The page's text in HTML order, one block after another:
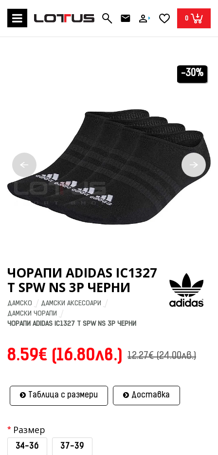
0
-30%
ЧОРАПИ ADIDAS IC1327
T SPW NS 3P ЧЕРНИ
ДАМСКО
ДАМСКИ АКСЕСОАРИ
ДАМСКИ ЧОРАПИ
ЧОРАПИ ADIDAS IC1327 T SPW NS 3P ЧЕРНИ
8.59€ (16.80лв.) 12.27€ (24.00лв.)
Таблица с размери Доставка
Размер
34-36 37-39